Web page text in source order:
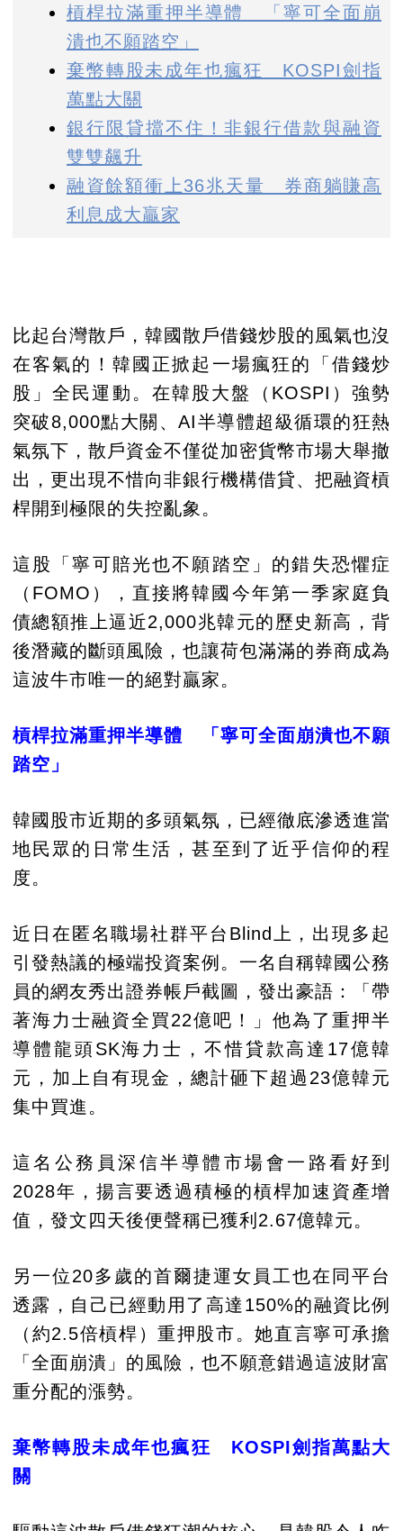
槓桿拉滿重押半導體 「寧可全面崩
潰也不願踏空」
棄幣轉股未成年也瘋狂 KOSPI劍指
萬點大關
銀行限貸擋不住！非銀行借款與融資
雙雙飆升
融資餘額衝上36兆天量 券商躺賺高
利息成大贏家
比起台灣散戶，韓國散戶借錢炒股的風氣也沒
在客氣的！韓國正掀起一場瘋狂的「借錢炒
股」全民運動。在韓股大盤（KOSPI）強勢
突破8,000點大關、AI半導體超級循環的狂熱
氣氛下，散戶資金不僅從加密貨幣市場大舉撤
出，更出現不惜向非銀行機構借貸、把融資槓
桿開到極限的失控亂象。
這股「寧可賠光也不願踏空」的錯失恐懼症
（FOMO），直接將韓國今年第一季家庭負
債總額推上逼近2,000兆韓元的歷史新高，背
後潛藏的斷頭風險，也讓荷包滿滿的券商成為
這波牛市唯一的絕對贏家。
槓桿拉滿重押半導體 「寧可全面崩潰也不願
踏空」
韓國股市近期的多頭氣氛，已經徹底滲透進當
地民眾的日常生活，甚至到了近乎信仰的程
度。
近日在匿名職場社群平台Blind上，出現多起
引發熱議的極端投資案例。一名自稱韓國公務
員的網友秀出證券帳戶截圖，發出豪語：「帶
著海力士融資全買22億吧！」他為了重押半
導體龍頭SK海力士，不惜貸款高達17億韓
元，加上自有現金，總計砸下超過23億韓元
集中買進。
這名公務員深信半導體市場會一路看好到
2028年，揚言要透過積極的槓桿加速資產增
值，發文四天後便聲稱已獲利2.67億韓元。
另一位20多歲的首爾捷運女員工也在同平台
透露，自己已經動用了高達150%的融資比例
（約2.5倍槓桿）重押股市。她直言寧可承擔
「全面崩潰」的風險，也不願意錯過這波財富
重分配的漲勢。
棄幣轉股未成年也瘋狂 KOSPI劍指萬點大
關